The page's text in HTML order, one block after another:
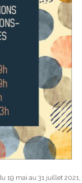
19 mai au 31 juillet 2021,